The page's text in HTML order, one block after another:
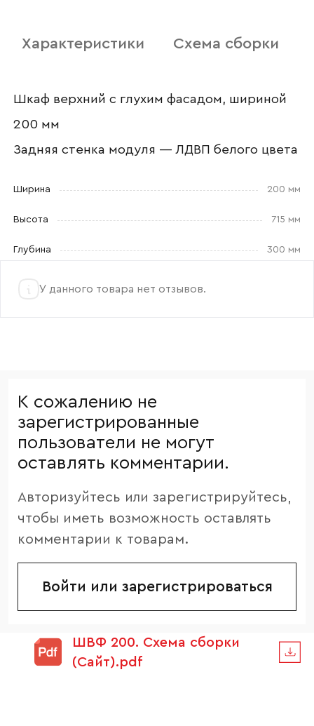
Характеристики Схема сборки
Шкаф верхний с глухим фасадом, шириной
200 мм
Задняя стенка модуля — ЛДВП белого цвета
Ширина 200 мм
Высота 715 мм
Глубина 300 мм
У данного товара нет отзывов.
К сожалению не
зарегистрированные
пользователи не могут
оставлять комментарии.
Авторизуйтесь или зарегистрируйтесь,
чтобы иметь возможность оставлять
комментарии к товарам.
Войти или зарегистрироваться
ШВФ 200. Схема сборки
(Сайт).pdf
Отправить